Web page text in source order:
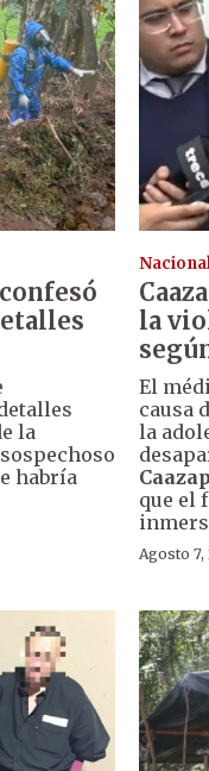
la
habría
la
El
causa
la
que el
Agosto 7,